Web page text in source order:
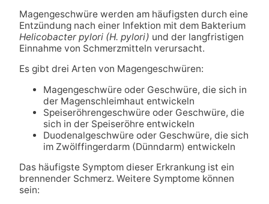
Magengeschwüre werden am häufigsten durch eine
Entzündung nach einer Infektion mit dem Bakterium
Helicobacter pylori (H. pylori) und der langfristigen
Einnahme von Schmerzmitteln verursacht.
Es gibt drei Arten von Magengeschwüren:
Magengeschwüre oder Geschwüre, die sich in
der Magenschleimhaut entwickeln
Speiseröhrengeschwüre oder Geschwüre, die
sich in der Speiseröhre entwickeln
Duodenalgeschwüre oder Geschwüre, die sich
im Zwölffingerdarm (Dünndarm) entwickeln
Das häufigste Symptom dieser Erkrankung ist ein
brennender Schmerz. Weitere Symptome können
sein: